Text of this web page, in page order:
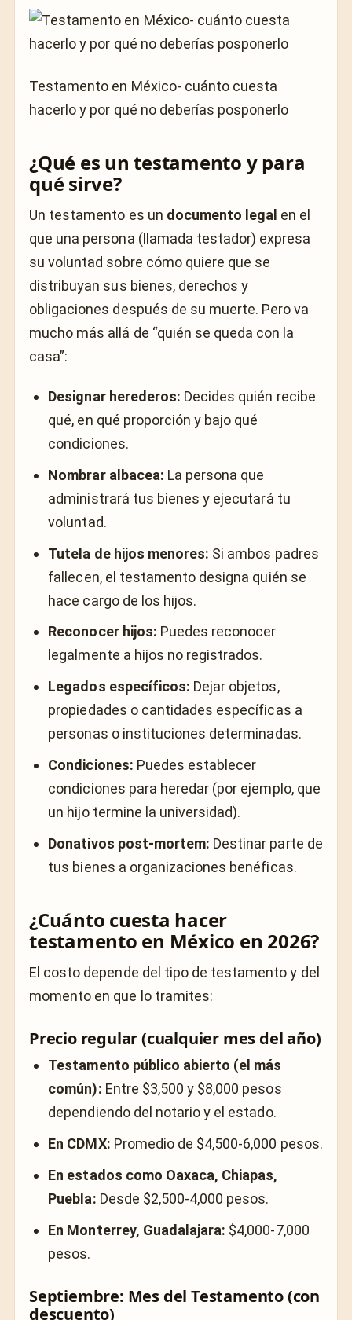
Testamento en México- cuánto cuesta
hacerlo y por qué no deberías posponerlo
¿Qué es un testamento y para
qué sirve?
Un testamento es un documento legal en el
que una persona (llamada testador) expresa
su voluntad sobre cómo quiere que se
distribuyan sus bienes, derechos y
obligaciones después de su muerte. Pero va
mucho más allá de “quién se queda con la
casa”:
Designar herederos: Decides quién recibe
qué, en qué proporción y bajo qué
condiciones.
Nombrar albacea: La persona que
administrará tus bienes y ejecutará tu
voluntad.
Tutela de hijos menores: Si ambos padres
fallecen, el testamento designa quién se
hace cargo de los hijos.
Reconocer hijos: Puedes reconocer
legalmente a hijos no registrados.
Legados específicos: Dejar objetos,
propiedades o cantidades específicas a
personas o instituciones determinadas.
Condiciones: Puedes establecer
condiciones para heredar (por ejemplo, que
un hijo termine la universidad).
Donativos post-mortem: Destinar parte de
tus bienes a organizaciones benéficas.
¿Cuánto cuesta hacer
testamento en México en 2026?
El costo depende del tipo de testamento y del
momento en que lo tramites:
Precio regular (cualquier mes del año)
Testamento público abierto (el más
común): Entre $3,500 y $8,000 pesos
dependiendo del notario y el estado.
En CDMX: Promedio de $4,500-6,000 pesos.
En estados como Oaxaca, Chiapas,
Puebla: Desde $2,500-4,000 pesos.
En Monterrey, Guadalajara: $4,000-7,000
pesos.
Septiembre: Mes del Testamento (con
descuento)